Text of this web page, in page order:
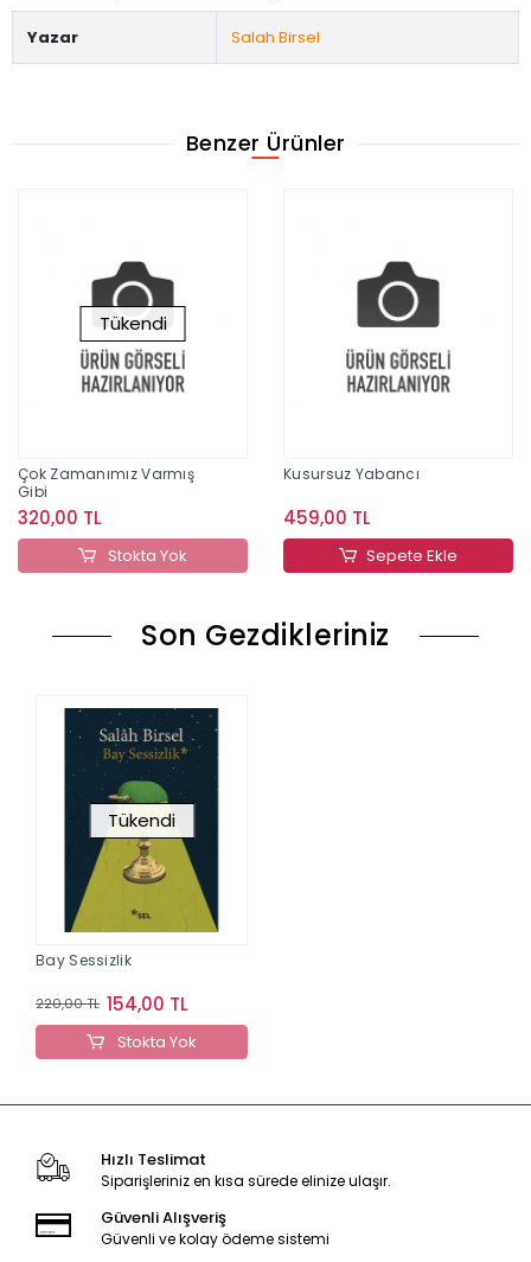
Yazar Salah Birsel
Benzer Ürünler
Tükendi
Çok Zamanımız Varmış
Gibi
320,00 TL
Stokta Yok
Kusursuz Yabancı
459,00 TL
Sepete Ekle
Son Gezdikleriniz
Tükendi
Bay Sessizlik
220,00 TL 154,00 TL
Stokta Yok
Hızlı Teslimat
Siparişleriniz en kısa sürede elinize ulaşır.
Güvenli Alışveriş
Güvenli ve kolay ödeme sistemi